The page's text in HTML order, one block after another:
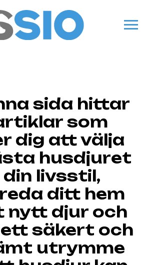
sida hittar
som
dig att välja
husdjuret
livsstil,
ditt hem
nytt djur och
säkert och
utrymme